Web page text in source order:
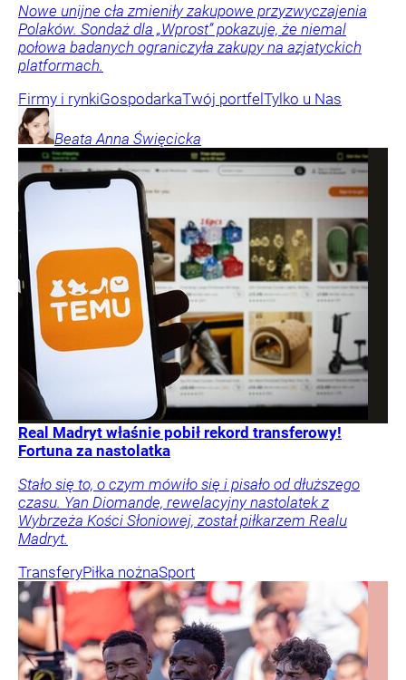
Nowe unijne cła zmieniły zakupowe przyzwyczajenia
Polaków. Sondaż dla „Wprost” pokazuje, że niemal
połowa badanych ograniczyła zakupy na azjatyckich
platformach.
Firmy i rynkiGospodarkaTwój portfelTylko u Nas
Beata Anna Święcicka
Real Madryt właśnie pobił rekord transferowy!
Fortuna za nastolatka
Stało się to, o czym mówiło się i pisało od dłuższego
czasu. Yan Diomande, rewelacyjny nastolatek z
Wybrzeża Kości Słoniowej, został piłkarzem Realu
Madryt.
TransferyPiłka nożnaSport